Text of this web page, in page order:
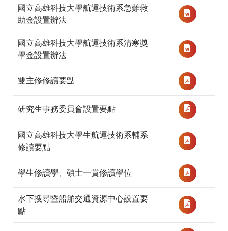
國立高雄科技大學航運技術系急難救
助金設置辦法
國立高雄科技大學航運技術系清寒獎
學金設置辦法
雙主修修讀要點
研究生事務委員會設置要點
國立高雄科技大學生航運技術系輔系
修讀要點
學生修讀學、碩士一貫修讀學位
水下搜尋暨船舶交通資源中心設置要
點